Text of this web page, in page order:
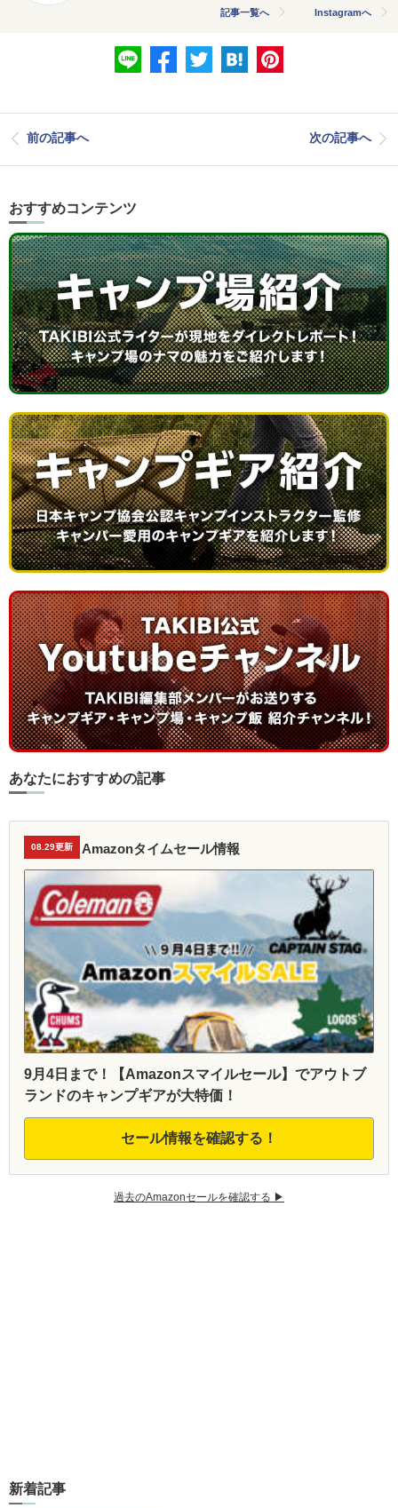
記事一覧へ Instagramへ
前の記事へ 次の記事へ
おすすめコンテンツ
あなたにおすすめの記事
08.29更新 Amazonタイムセール情報
9月4日まで！【Amazonスマイルセール】でアウトブ
ランドのキャンプギアが大特価！
セール情報を確認する！
過去のAmazonセールを確認する ▶︎
新着記事